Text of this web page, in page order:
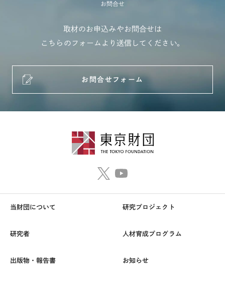
お問合せ
取材のお申込みやお問合せは
こちらのフォームより送信してください。
お問合せフォーム
当財団について 研究プロジェクト
研究者 人材育成プログラム
出版物・報告書 お知らせ